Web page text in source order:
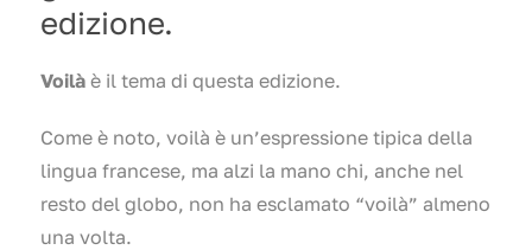
edizione.
Voilà è il tema di questa edizione.
Come è noto, voilà è un’espressione tipica della
lingua francese, ma alzi la mano chi, anche nel
resto del globo, non ha esclamato “voilà” almeno
una volta.